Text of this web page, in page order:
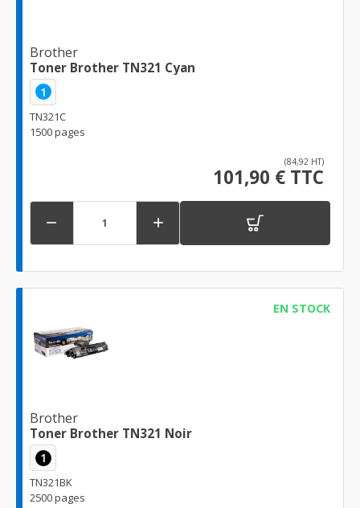
Brother
Toner Brother TN321 Cyan
1
TN321C
1500 pages
(84,92 HT)
101,90 € TTC
 
EN STOCK
Brother
Toner Brother TN321 Noir
1
TN321BK
2500 pages